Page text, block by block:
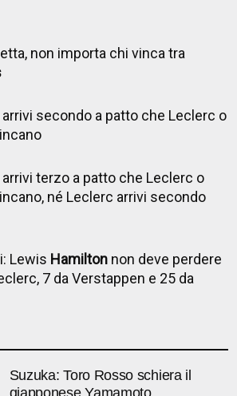
non importa chi vinca tra
arrivi secondo a patto che Leclerc o
arrivi terzo a patto che Leclerc o
né Leclerc arrivi secondo
Lewis Hamilton non deve perdere
7 da Verstappen e 25 da
Suzuka: Toro Rosso schiera il